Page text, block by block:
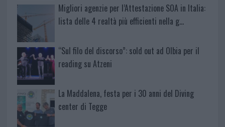
Migliori agenzie per l’Attestazione SOA in Italia:
lista delle 4 realtà più efficienti nella g…
“Sul filo del discorso”: sold out ad Olbia per il
reading su Atzeni
La Maddalena, festa per i 30 anni del Diving
center di Tegge